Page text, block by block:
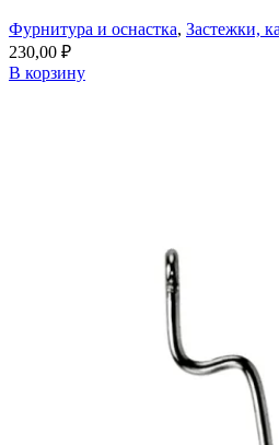
Фурнитура и оснастка, Застежки,
230,00 ₽
В корзину